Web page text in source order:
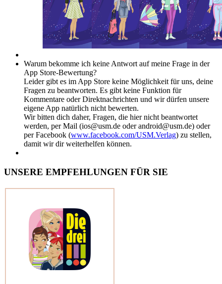
Warum bekomme ich keine Antwort auf meine Frage in der
App Store-Bewertung?
Leider gibt es im App Store keine Möglichkeit für uns, deine
Fragen zu beantworten. Es gibt keine Funktion für
Kommentare oder Direktnachrichten und wir dürfen unsere
eigene App natürlich nicht bewerten.
Wir bitten dich daher, Fragen, die hier nicht beantwortet
werden, per Mail (ios@usm.de oder android@usm.de) oder
per Facebook (www.facebook.com/USM.Verlag) zu stellen,
damit wir dir weiterhelfen können.
UNSERE EMPFEHLUNGEN FÜR SIE